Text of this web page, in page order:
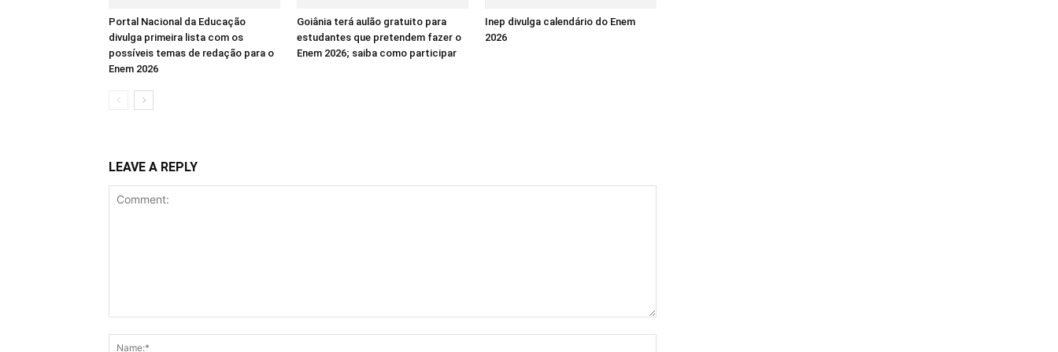
Portal Nacional da Educação
divulga primeira lista com os
possíveis temas de redação para o
Enem 2026
Goiânia terá aulão gratuito para
estudantes que pretendem fazer o
Enem 2026; saiba como participar
Inep divulga calendário do Enem
2026
LEAVE A REPLY